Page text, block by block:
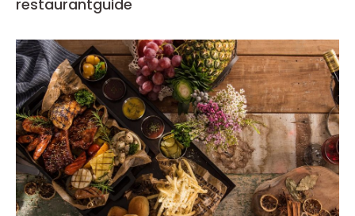
restaurantguide